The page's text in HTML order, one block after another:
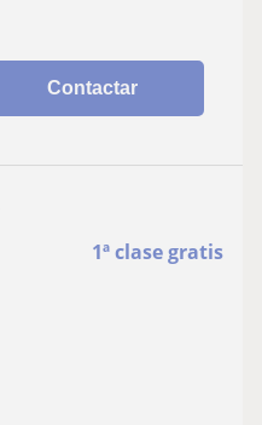
Contactar
1ª clase gratis